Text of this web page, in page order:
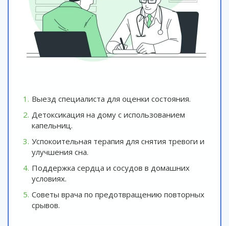
Выезд специалиста для оценки состояния.
Детоксикация на дому с использованием
капельниц.
Успокоительная терапия для снятия тревоги и
улучшения сна.
Поддержка сердца и сосудов в домашних
условиях.
Советы врача по предотвращению повторных
срывов.